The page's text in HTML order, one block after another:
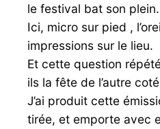
le festival bat son plein.
Ici, micro sur pied ,
impressions sur le lieu.
Et cette question
ils la fête de l’autre
J’ai produit cette
tirée, et emporte avec